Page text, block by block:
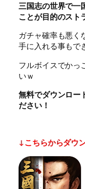
三国志の世界で一
ことが目的のスト
ガチャ確率も悪く
手に入れる事もで
フルボイスでかっ
いｗ
無料でダウンロー
ださい！
↓こちらからダウ